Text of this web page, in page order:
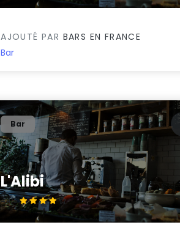
AJOUTÉ PAR BARS EN FRANCE
Bar
L'Alibi
4.4/5
Bar